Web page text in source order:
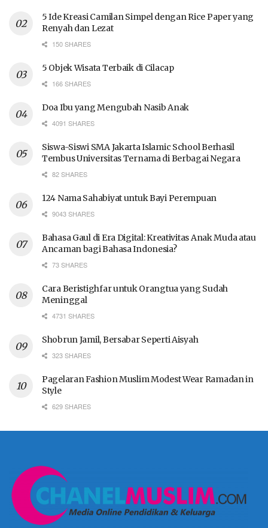
5 Ide Kreasi Camilan Simpel dengan Rice Paper yang
Renyah dan Lezat
150 SHARES
5 Objek Wisata Terbaik di Cilacap
166 SHARES
Doa Ibu yang Mengubah Nasib Anak
4091 SHARES
Siswa-Siswi SMA Jakarta Islamic School Berhasil
Tembus Universitas Ternama di Berbagai Negara
82 SHARES
124 Nama Sahabiyat untuk Bayi Perempuan
9043 SHARES
Bahasa Gaul di Era Digital: Kreativitas Anak Muda atau
Ancaman bagi Bahasa Indonesia?
73 SHARES
Cara Beristighfar untuk Orangtua yang Sudah
Meninggal
4731 SHARES
Shobrun Jamil, Bersabar Seperti Aisyah
323 SHARES
Pagelaran Fashion Muslim Modest Wear Ramadan in
Style
629 SHARES